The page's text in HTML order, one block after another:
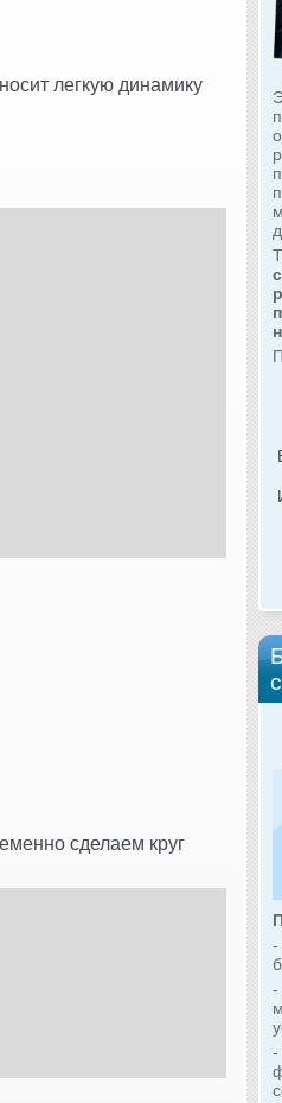
-
-
-
легкую динамику
сделаем круг